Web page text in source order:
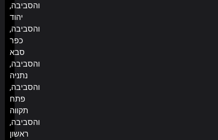
והסביבה,
יהוד
והסביבה,
כפר
סבא
והסביבה,
נתניה
והסביבה,
פתח
תקווה
והסביבה,
ראשון